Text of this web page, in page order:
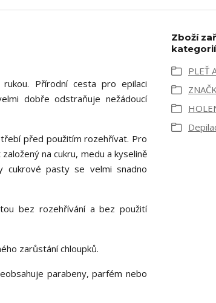
rukou. Přírodní cesta pro epilaci
dobře odstraňuje nežádoucí
před použitím rozehřívat. Pro
na cukru, medu a kyselině
cukrové pasty se velmi snadno
bez rozehřívání a bez použití
zarůstání chloupků.
parabeny, parfém nebo
Zboží
PLEŤ